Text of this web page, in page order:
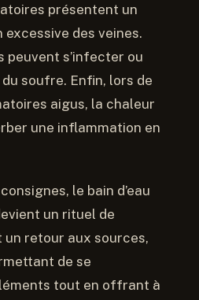
présentent un
des veines.
peuvent s’infecter ou
soufre. Enfin, lors de
aigus, la chaleur
une inflammation en
le bain d’eau
un rituel de
un retour aux sources,
de se
tout en offrant à